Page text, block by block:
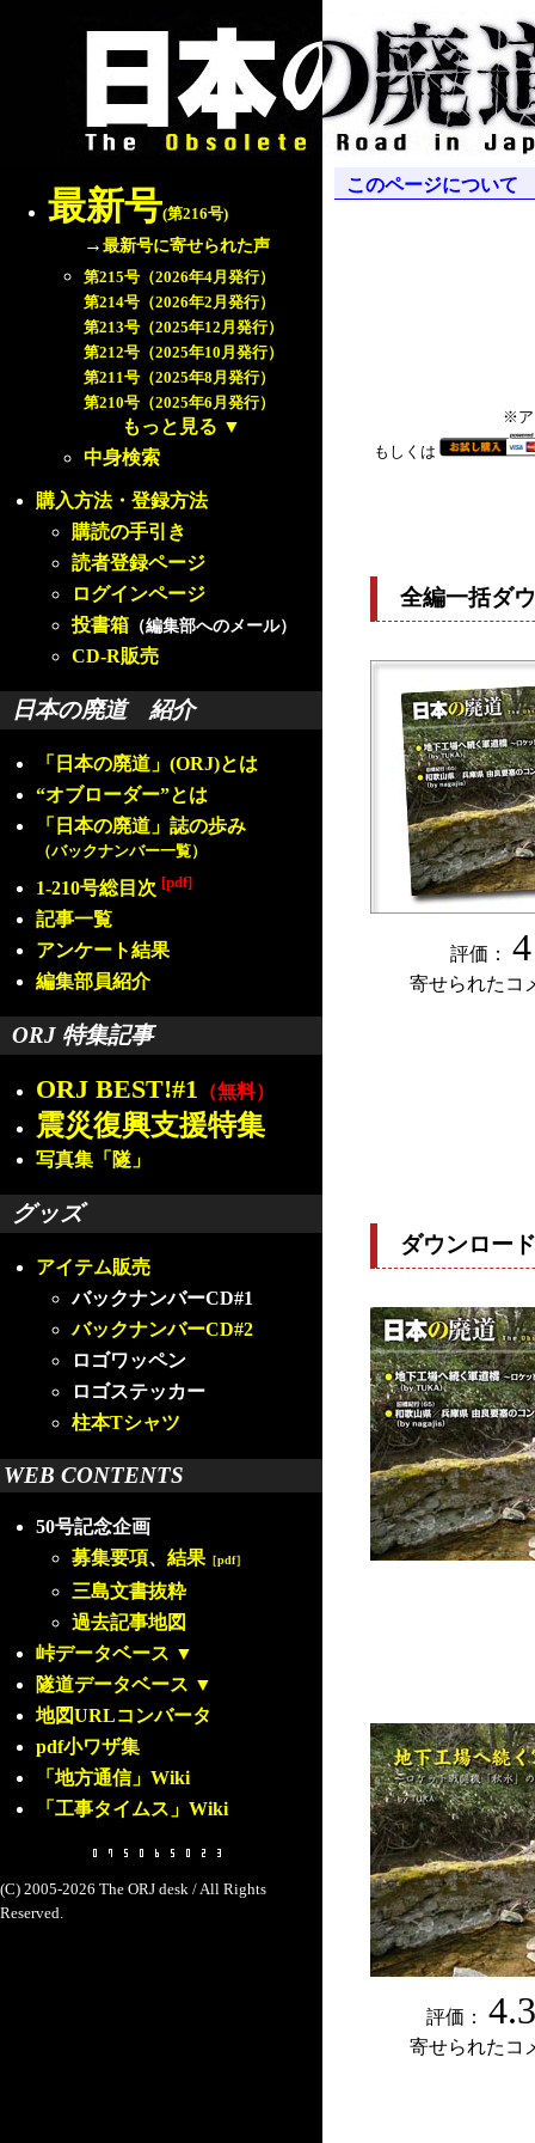
最新号(第216号)
→最新号に寄せられた声
第215号（2026年4月発行）
第214号（2026年2月発行）
第213号（2025年12月発行）
第212号（2025年10月発行）
第211号（2025年8月発行）
第210号（2025年6月発行）
もっと見る ▼
中身検索
購入方法・登録方法
購読の手引き
読者登録ページ
ログインページ
投書箱 （編集部へのメール）
CD-R販売
日本の廃道 紹介
「日本の廃道」(ORJ)とは
“オブローダー”とは
「日本の廃道」誌の歩み
（バックナンバー一覧）
1-210号総目次 [pdf]
記事一覧
アンケート結果
編集部員紹介
ORJ 特集記事
ORJ BEST!#1 （無料）
震災復興支援特集
写真集「隧」
グッズ
アイテム販売
バックナンバーCD#1
バックナンバーCD#2
ロゴワッペン
ロゴステッカー
柱本Tシャツ
WEB CONTENTS
50号記念企画
募集要項、 結果 ［pdf］
三島文書抜粋
過去記事地図
峠データベース ▼
隧道データベース ▼
地図URLコンバータ
pdf小ワザ集
「地方通信」Wiki
「工事タイムス」Wiki
(C) 2005-2026 The ORJ desk / All Rights
Reserved.
このページについて
※ア
もしくは
全編一括ダ
評価： 4
寄せられたコ
ダウンロー
評価：
寄せられたコ